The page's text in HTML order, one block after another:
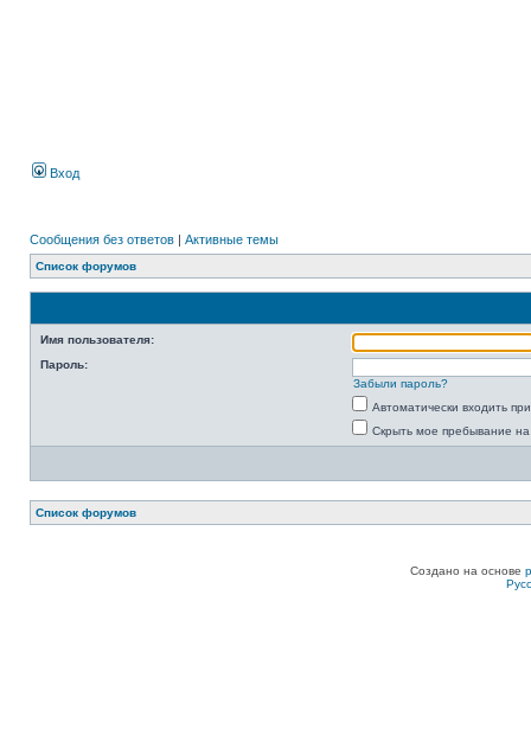
Вход
Сообщения без ответов | Активные темы
Список форумов
Имя пользователя:
Пароль:
Забыли пароль?
Автоматически входить
Скрыть мое пребывание
Список форумов
Создано на основе